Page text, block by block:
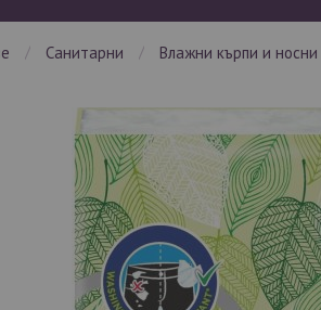
санитарни влажни кърпи и